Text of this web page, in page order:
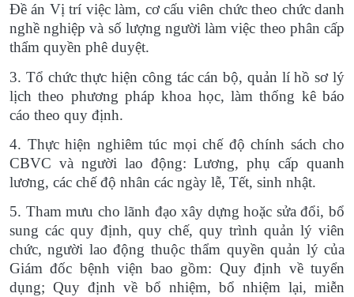
Đề án Vị trí việc làm, cơ cấu viên chức theo chức danh
nghề nghiệp và số lượng người làm việc theo phân cấp
thẩm quyền phê duyệt.
3. Tổ chức thực hiện công tác cán bộ, quản lí hồ sơ lý
lịch theo phương pháp khoa học, làm thống kê báo
cáo theo quy định.
4. Thực hiện nghiêm túc mọi chế độ chính sách cho
CBVC và người lao động: Lương, phụ cấp quanh
lương, các chế độ nhân các ngày lễ, Tết, sinh nhật.
5. Tham mưu cho lãnh đạo xây dựng hoặc sửa đổi, bổ
sung các quy định, quy chế, quy trình quản lý viên
chức, người lao động thuộc thẩm quyền quản lý của
Giám đốc bệnh viện bao gồm: Quy định về tuyển
dụng; Quy định về bổ nhiệm, bổ nhiệm lại, miễn